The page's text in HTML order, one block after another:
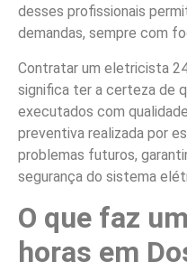
desses profissionais
demandas, sempre com
Contratar um eletricista
significa ter a certeza de
executados com
preventiva realizada por
problemas futuros,
segurança do sistema
O que faz
horas em